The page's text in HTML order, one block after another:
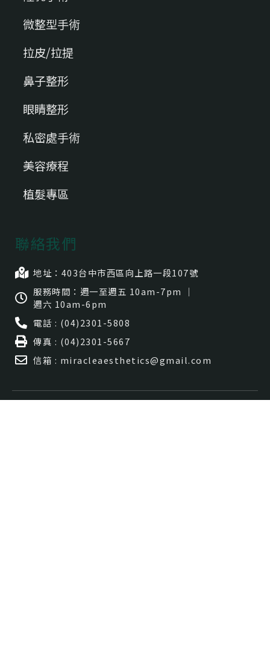
微整型手術
拉皮/拉提
鼻子整形
眼睛整形
私密處手術
美容療程
植髮專區
聯絡我們
地址：403台中市⻄區向上路一段107號
服務時間：週一至週五 10am-7pm ｜
週六 10am-6pm
電話 : (04)2301-5808
傳真 : (04)2301-5667
信箱 : miracleaesthetics@gmail.com